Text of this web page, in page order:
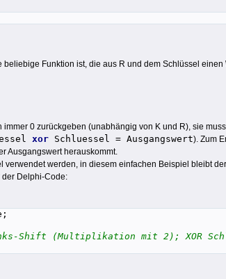
Funktion ist, die aus R und dem Schlüssel
0 zurückgeben (unabhängig von K und R), sie
xor Schluessel = Ausgangswert). Zum
Ausgangswert herauskommt.
werden, in diesem einfachen Beispiel bleibt
der Delphi-Code:
Shift (Multiplikation mit 2); XOR